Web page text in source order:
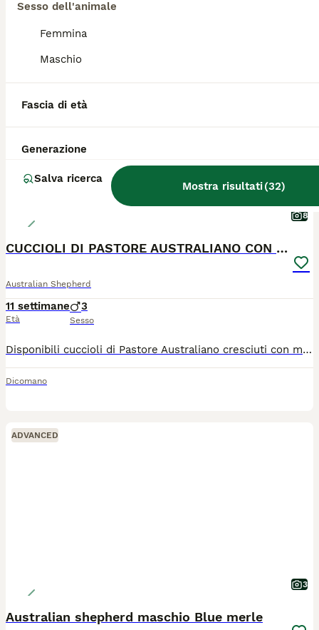
Sesso dell'animale
Femmina
Maschio
Fascia di età
Generazione
Salva ricerca
Mostra risultati(32)
Modigliana
8
CUCCIOLI DI PASTORE AUSTRALIANO CON PEDIGREE
Australian Shepherd
11 settimane
Età
3
Sesso
Disponibili cuccioli di Pastore Australiano cresciuti con mamma e nonna, abituati a bambini e animali di fattoria (galline pony capre e maiali) e ai gatti si cedono solo dopo una appropriata conoscenza dell'interessato e se saremo certi al 1000 per 1000 e con regolare contratto di cessione. L'accoppiamento è stato pianificato analizzando i pedigree delle ultime tre generazioni e valutando quale fosse la migliore scelta per morfologia e specifiche della razza e Narsil è il papà perfetto! Ci troviamo in provincia di Firenze disponibili per qualsiasi informazione, chiarimento e ulteriori foto o video. La mamma ha 5 anni e questa è la sua seconda cucciolata, i cuccioli della prima hanno adesso 2 anni e sono tutti in ottima salute e con caratteri fantastici, equilibrati docili e socievoli e tutti si sono bene adattati nelle loro famiglie (dimostrabile) il prezzo è di €1500 per il maschietto Blue Merle e €1000 per i maschietti Black tricolor
Dicomano
ADVANCED
3
Australian shepherd maschio Blue merle